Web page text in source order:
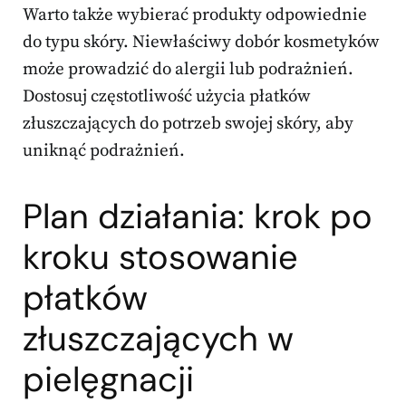
Warto także wybierać produkty odpowiednie
do typu skóry. Niewłaściwy dobór kosmetyków
może prowadzić do alergii lub podrażnień.
Dostosuj częstotliwość użycia płatków
złuszczających do potrzeb swojej skóry, aby
uniknąć podrażnień.
Plan działania: krok po
kroku stosowanie
płatków
złuszczających w
pielęgnacji